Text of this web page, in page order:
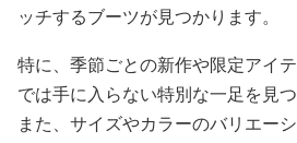
ッチするブーツが見つかります。
特に、季節ごとの新作や限定アイ
では手に入らない特別な一足を見
また、サイズやカラーのバリエー